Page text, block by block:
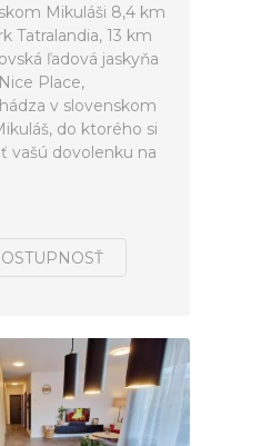
Mikuláši 8,4 km
Tatralandia, 13 km
ľadová jaskyňa
Place,
v slovenskom
do ktorého si
vašú dovolenku na